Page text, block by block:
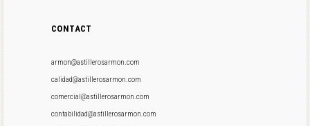
CONTACT
armon@astillerosarmon.com
calidad@astillerosarmon.com
comercial@astillerosarmon.com
contabilidad@astillerosarmon.com